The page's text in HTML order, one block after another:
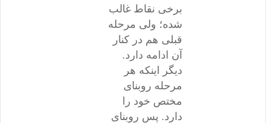
برخی نقاط غالب
شده؛ ولی مرحله
قبلی هم در کنار
آن ادامه دارد.
دیگر اینکه هر
مرحله روبنای
مختص خود را
دارد. پس روبنای